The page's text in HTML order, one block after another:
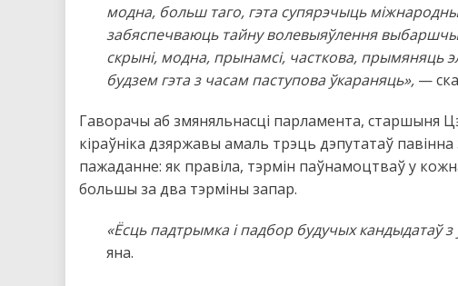
модна, больш таго, гэта супярэчыць
забяспечваюць тайну волевыяўлення
скрыні, модна, прынамсі, часткова, прымяняць
будзем гэта з часам паступова ўкараняць», —
Гаворачы аб змяняльнасці парламента, старшыня
кіраўніка дзяржавы амаль трэць дэпутатаў павінна
пажаданне: як правіла, тэрмін паўнамоцтваў у
большы за два тэрміны запар.
«Ёсць падтрымка і падбор будучых кандыдатаў
яна.